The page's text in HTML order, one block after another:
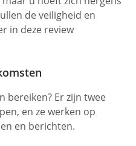
de veiligheid en
in deze review
bereiken? Er zijn twee
en ze werken op
en berichten.